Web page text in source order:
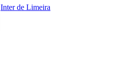
Inter de Limeira